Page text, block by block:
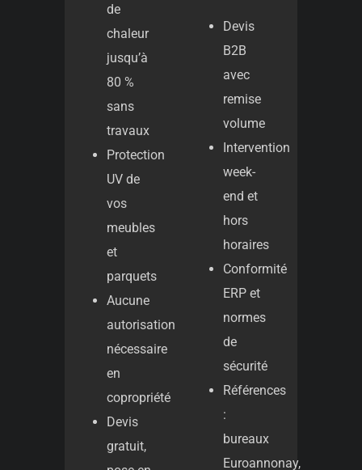
de
chaleur
jusqu’à
80 %
sans
travaux
Protection
UV de
vos
meubles
et
parquets
Aucune
autorisation
nécessaire
en
copropriété
Devis
gratuit,
Devis
B2B
avec
remise
volume
Intervention
week-
end et
hors
horaires
Conformité
ERP et
normes
de
sécurité
Références
:
bureaux
Euroannonay,